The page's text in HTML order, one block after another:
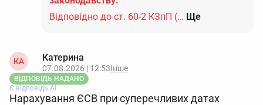
Відповідно до ст. 60-2 КЗпП (… Ще
КА Катерина
07.08.2026 | 12:53Інше
ВІДПОВІДЬ НАДАНО
Є відповідь АІ
Нарахування ЄСВ при суперечливих датах